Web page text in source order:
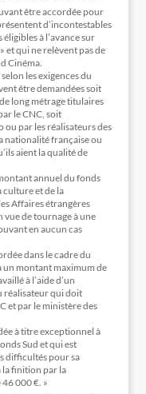
être accordée pour
d’incontestables
à l’avance sur
et qui ne relèvent pas de
Cinéma.
les exigences du
être demandées soit
long métrage titulaires
le CNC, soit
par les réalisateurs des
nationalité française ou
aient la qualité de
annuel du fonds
culture et de la
Affaires étrangères
vue de tournage à une
en aucun cas
dans le cadre du
un montant maximum de
à l’aide d’un
réalisateur qui doit
et par le ministère des
à titre exceptionnel à
Sud et qui est
difficultés pour sa
la finition par la
000 €. »